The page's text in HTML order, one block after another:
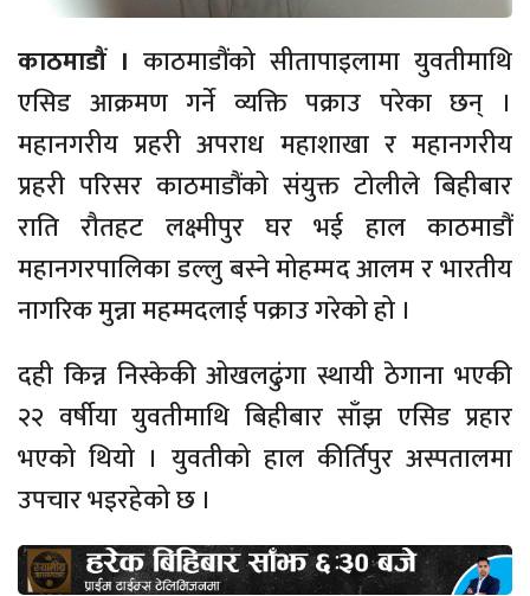
काठमाडौं । काठमाडौंको सीतापाइलामा युवतीमाथि
एसिड आक्रमण गर्ने व्यक्ति पक्राउ परेका छन् ।
महानगरीय प्रहरी अपराध महाशाखा र महानगरीय
प्रहरी परिसर काठमाडौंको संयुक्त टोलीले बिहीबार
राति रौतहट लक्ष्मीपुर घर भई हाल काठमाडौं
महानगरपालिका डल्लु बस्ने मोहम्मद आलम र भारतीय
नागरिक मुन्ना महम्मदलाई पक्राउ गरेको हो ।
दही किन्न निस्केकी ओखलढुंगा स्थायी ठेगाना भएकी
२२ वर्षीया युवतीमाथि बिहीबार साँझ एसिड प्रहार
भएको थियो । युवतीको हाल कीर्तिपुर अस्पतालमा
उपचार भइरहेको छ ।